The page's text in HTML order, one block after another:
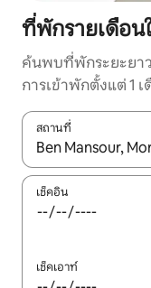
ที่พักรายเดือน
ค้นพบที่พักระยะยา
การเข้าพักตั้งแต่ 1 เ
สถานที่
ใช้ลูกศรขึ้นลง หรือใ
เช็คอิน
เช็คเอาท์